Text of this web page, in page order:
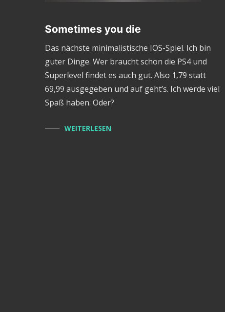
Sometimes you die
Das nächste minimalistische IOS-Spiel. Ich bin
guter Dinge. Wer braucht schon die PS4 und
Superlevel findet es auch gut. Also 1,79 statt
69,99 ausgegeben und auf geht’s. Ich werde viel
Spaß haben. Oder?
WEITERLESEN